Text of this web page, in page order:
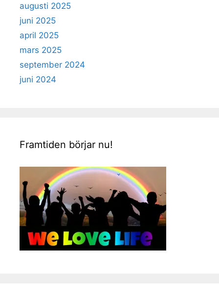
augusti 2025
juni 2025
april 2025
mars 2025
september 2024
juni 2024
Framtiden börjar nu!